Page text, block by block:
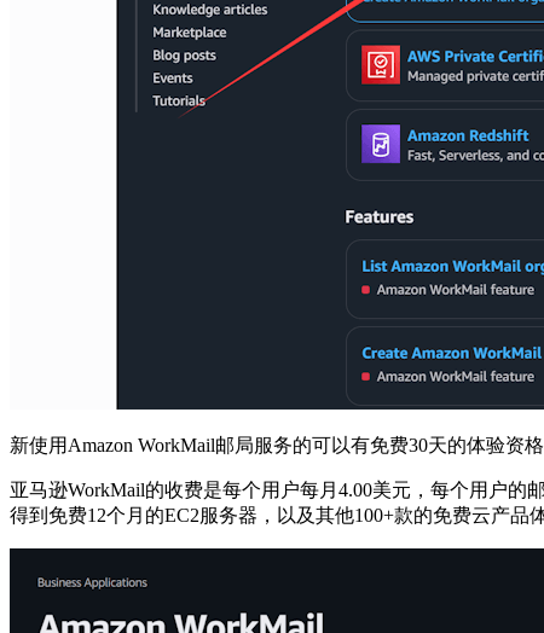
新使用Amazon WorkMail邮局服务的可以有免费30天的体验资格
亚马逊WorkMail的收费是每个用户每月4.00美元，每个用户
得到免费12个月的EC2服务器，以及其他100+款的免费云产品体